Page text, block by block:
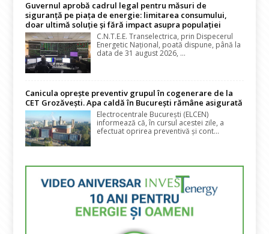
Guvernul aprobă cadrul legal pentru măsuri de
siguranță pe piața de energie: limitarea consumului,
doar ultimă soluție și fără impact asupra populației
C.N.T.E.E. Transelectrica, prin Dispecerul
Energetic Național, poată dispune, până la
data de 31 august 2026, ...
Canicula oprește preventiv grupul în cogenerare de la
CET Grozăvești. Apa caldă în București rămâne asigurată
Electrocentrale București (ELCEN)
informează că, în cursul acestei zile, a
efectuat oprirea preventivă și cont...